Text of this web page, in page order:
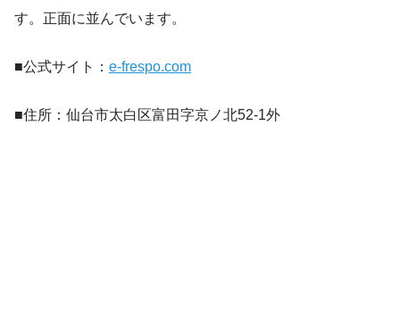
す。正面に並んでいます。
■公式サイト： e-frespo.com
■住所：仙台市太白区富田字京ノ北52-1外